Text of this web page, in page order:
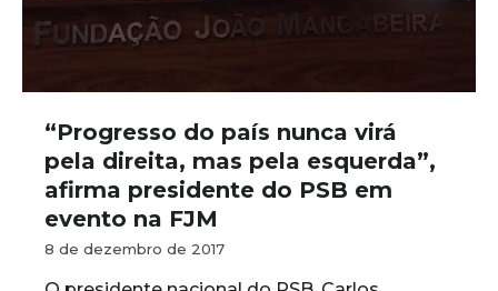
“Progresso do país nunca virá
pela direita, mas pela esquerda”,
afirma presidente do PSB em
evento na FJM
8 de dezembro de 2017